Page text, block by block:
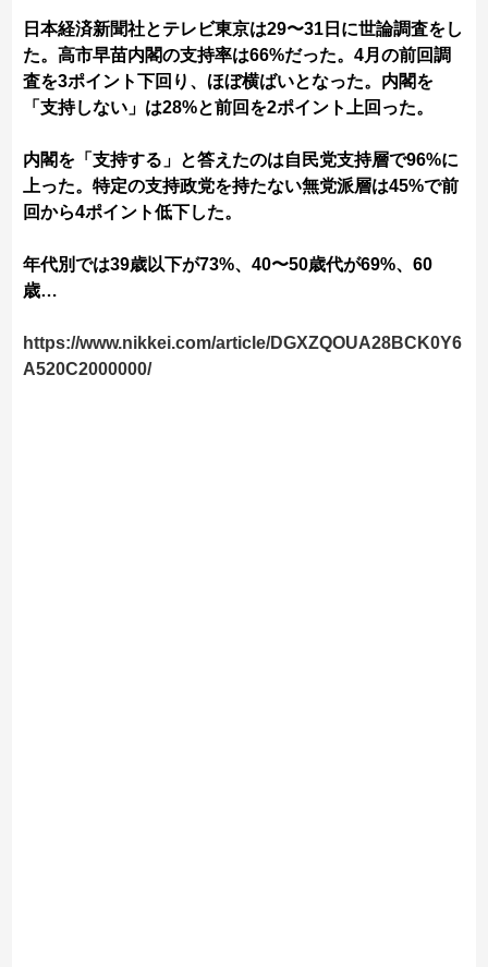
日本経済新聞社とテレビ東京は29〜31日に世論調査をし
た。高市早苗内閣の支持率は66%だった。4月の前回調
査を3ポイント下回り、ほぼ横ばいとなった。内閣を
「支持しない」は28%と前回を2ポイント上回った。
内閣を「支持する」と答えたのは自民党支持層で96%に
上った。特定の支持政党を持たない無党派層は45%で前
回から4ポイント低下した。
年代別では39歳以下が73%、40〜50歳代が69%、60
歳…
https://www.nikkei.com/article/DGXZQOUA28BCK0Y6
A520C2000000/